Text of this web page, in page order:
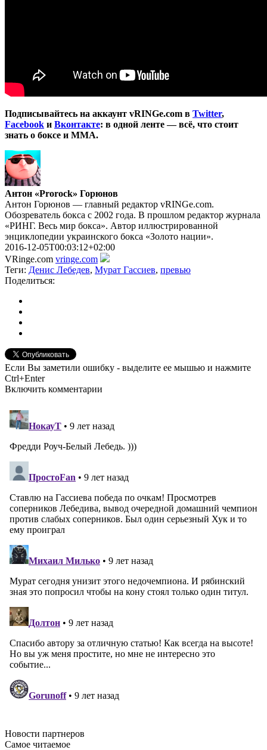
Подписывайтесь на аккаунт vRINGe.com в Twitter,
Facebook и Вконтакте: в одной ленте — всё, что стоит
знать о боксе и ММА.
Антон «Prorock» Горюнов
Антон Горюнов — главный редактор vRINGe.com.
Обозреватель бокса с 2002 года. В прошлом редактор журнала
«РИНГ. Весь мир бокса». Автор иллюстрированной
энциклопедии украинского бокса «Золото нации».
2016-12-05T00:03:12+02:00
VRinge.com vringe.com
Теги: Денис Лебедев, Мурат Гассиев, превью
Поделиться:
Если Вы заметили ошибку - выделите ее мышью и нажмите
Ctrl+Enter
Включить комментарии
Новости партнеров
Самое читаемое